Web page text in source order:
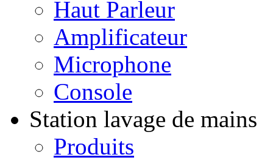
Haut Parleur
Amplificateur
Microphone
Console
Station lavage de mains
Produits